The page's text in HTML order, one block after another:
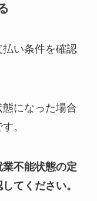
い条件を確認
になった場合
。
不能状態の定
てください。